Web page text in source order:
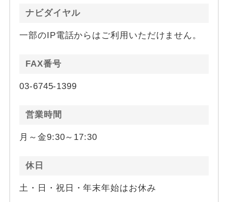
ナビダイヤル
一部のIP電話からはご利用いただけません。
FAX番号
03-6745-1399
営業時間
月～金9:30～17:30
休日
土・日・祝日・年末年始はお休み